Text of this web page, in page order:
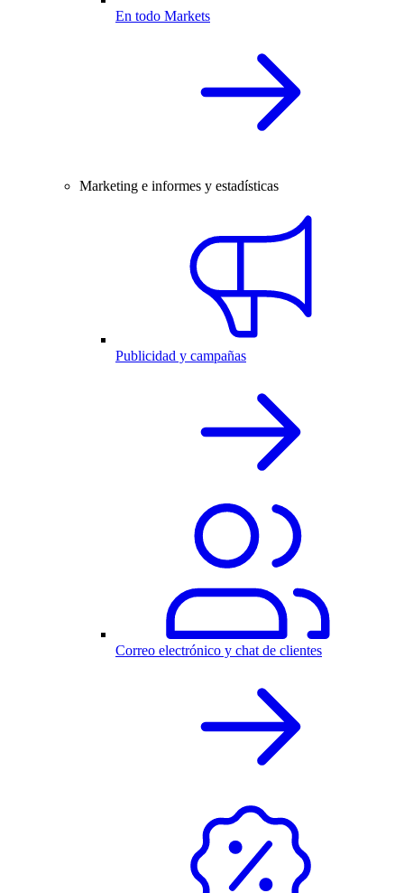
En todo Markets
Marketing e informes y estadísticas
Publicidad y campañas
Correo electrónico y chat de clientes